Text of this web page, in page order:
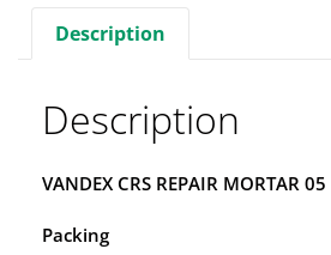
Description
Description
VANDEX CRS REPAIR MORTAR 05
Packing